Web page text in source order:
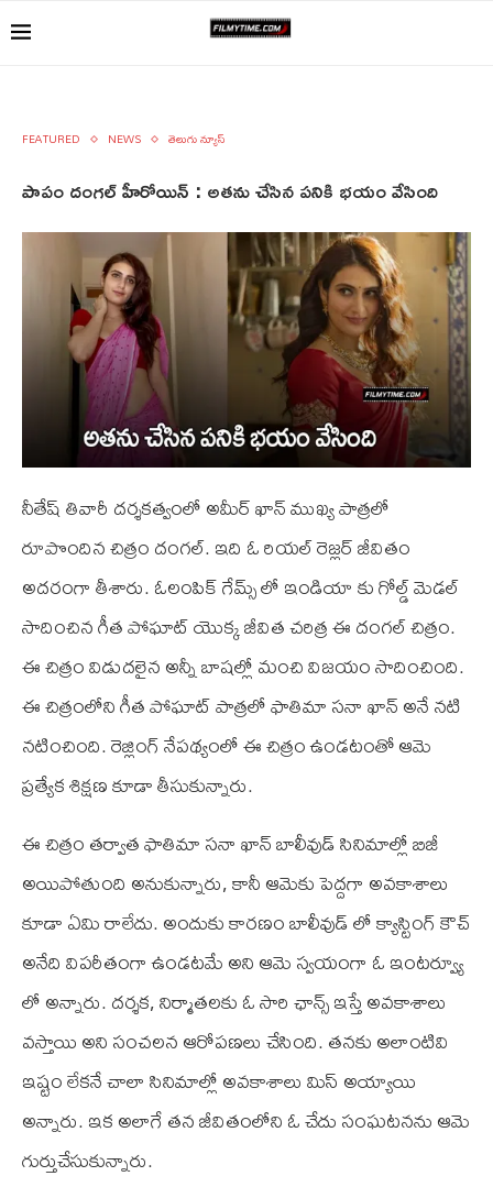
FEATURED NEWS తెలుగు న్యూస్
పాపం దంగల్ హీరోయిన్ : అతను చేసిన పనికి భయం వేసింది
నీతేష్ తివారీ దర్శకత్వంలో అమీర్ ఖాన్ ముఖ్య పాత్రలో
రూపొందిన చిత్రం దంగల్. ఇది ఓ రియల్ రెజ్లర్ జీవితం
అదరంగా తీశారు. ఓలంపిక్ గేమ్స్ లో ఇండియా కు గోల్డ్ మెడల్
సాదించిన గీత పోఘాట్ యొక్క జీవిత చరిత్ర ఈ దంగల్ చిత్రం.
ఈ చిత్రం విడుదలైన అన్నీ బాషల్లో మంచి విజయం సాదించింది.
ఈ చిత్రంలోని గీత పోఘాట్ పాత్రలో ఫాతిమా సనా ఖాన్ అనే నటి
నటించింది. రెజ్లింగ్ నేపథ్యంలో ఈ చిత్రం ఉండటంతో ఆమె
ప్రత్యేక శిక్షణ కూడా తీసుకున్నారు.
ఈ చిత్రం తర్వాత ఫాతిమా సనా ఖాన్ బాలీవుడ్ సినిమాల్లో బిజీ
అయిపోతుంది అనుకున్నారు, కానీ ఆమెకు పెద్దగా అవకాశాలు
కూడా ఏమి రాలేదు. అందుకు కారణం బాలీవుడ్ లో క్యాస్టింగ్ కౌచ్
అనేది విపరీతంగా ఉండటమే అని ఆమె స్వయంగా ఓ ఇంటర్వ్యూ
లో అన్నారు. దర్శక, నిర్మాతలకు ఓ సారి ఛాన్స్ ఇస్తే అవకాశాలు
వస్తాయి అని సంచలన ఆరోపణలు చేసింది. తనకు అలాంటివి
ఇష్టం లేకనే చాలా సినిమాల్లో అవకాశాలు మిస్ అయ్యాయి
అన్నారు. ఇక అలాగే తన జీవితంలోని ఓ చేదు సంఘటనను ఆమె
గుర్తుచేసుకున్నారు.